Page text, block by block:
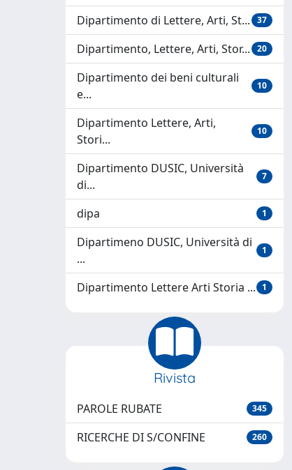
Dipartimento di Lettere, Arti, St... 37
Dipartimento, Lettere, Arti, Stor... 20
Dipartimento dei beni culturali
e...
10
Dipartimento Lettere, Arti,
Stori...
10
Dipartimento DUSIC, Università
di...
7
dipa 1
Dipartimeno DUSIC, Università di
...
1
Dipartimento Lettere Arti Storia ... 1
Rivista
PAROLE RUBATE 345
RICERCHE DI S/CONFINE 260